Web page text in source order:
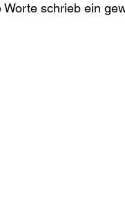
schrieb ein